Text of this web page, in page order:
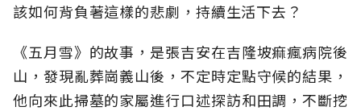
該如何背負著這樣的悲劇，持續生活下去？
《五月雪》的故事，是張吉安在吉隆坡痲瘋病院後
山，發現亂葬崗義山後，不定時定點守候的結果，
他向來此掃墓的家屬進行口述探訪和田調，不斷挖